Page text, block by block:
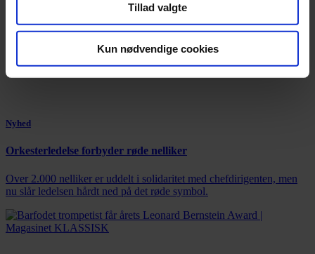
Tillad valgte
Kun nødvendige cookies
Nyhed
Orkesterledelse forbyder røde nelliker
Over 2.000 nelliker er uddelt i solidaritet med chefdirigenten, men
nu slår ledelsen hårdt ned på det røde symbol.